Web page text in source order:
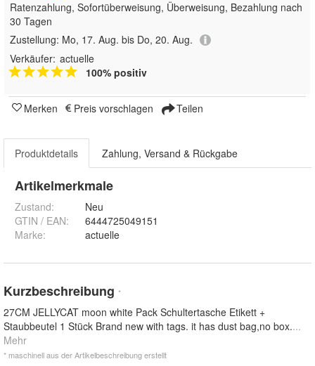
Ratenzahlung, Sofortüberweisung, Überweisung, Bezahlung nach
30 Tagen
Zustellung: Mo, 17. Aug. bis Do, 20. Aug.
Verkäufer: actuelle
100% positiv
Merken Preis vorschlagen Teilen
Produktdetails Zahlung, Versand & Rückgabe
Artikelmerkmale
Zustand:
Neu
GTIN / EAN:
6444725049151
Marke:
actuelle
Kurzbeschreibung *
27CM JELLYCAT moon white Pack Schultertasche Etikett +
Staubbeutel 1 Stück Brand new with tags. it has dust bag,no box....
Mehr
* maschinell aus der Artikelbeschreibung erstellt